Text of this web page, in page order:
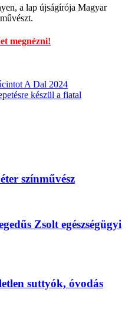
a lap újságírója Magyar
megnézni!
A Dal 2024
készül a fiatal
színművész
Zsolt egészségügyi
suttyók, óvodás